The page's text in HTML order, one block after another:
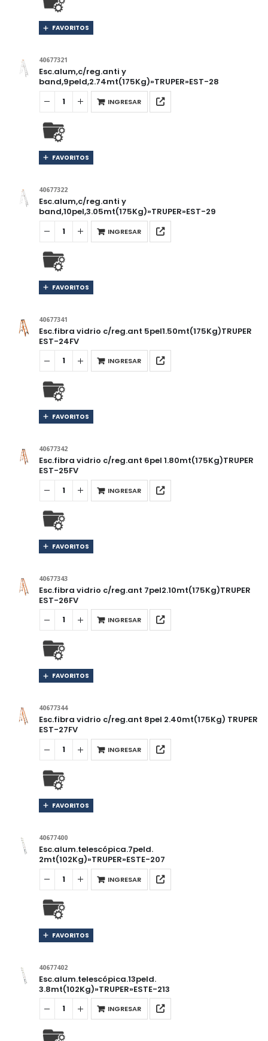
FAVORITOS
40677321
Esc.alum,c/reg.anti y
band,9peld,2.74mt(175Kg)»TRUPER»EST-28
INGRESAR
FAVORITOS
40677322
Esc.alum,c/reg.anti y
band,10pel,3.05mt(175Kg)»TRUPER»EST-29
INGRESAR
FAVORITOS
40677341
Esc.fibra vidrio c/reg.ant 5pel1.50mt(175Kg)TRUPER
EST-24FV
INGRESAR
FAVORITOS
40677342
Esc.fibra vidrio c/reg.ant 6pel 1.80mt(175Kg)TRUPER
EST-25FV
INGRESAR
FAVORITOS
40677343
Esc.fibra vidrio c/reg.ant 7pel2.10mt(175Kg)TRUPER
EST-26FV
INGRESAR
FAVORITOS
40677344
Esc.fibra vidrio c/reg.ant 8pel 2.40mt(175Kg) TRUPER
EST-27FV
INGRESAR
FAVORITOS
40677400
Esc.alum.telescópica.7peld.
2mt(102Kg)»TRUPER»ESTE-207
INGRESAR
FAVORITOS
40677402
Esc.alum.telescópica.13peld.
3.8mt(102Kg)»TRUPER»ESTE-213
INGRESAR